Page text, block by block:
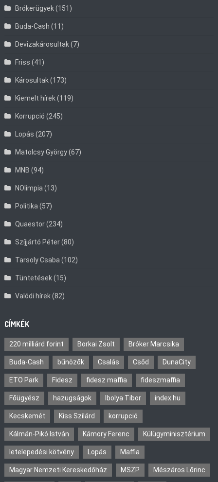
Brókerügyek(151)
Buda-Cash (11)
Devizakárosultak(7)
Friss (41)
Károsultak(173)
Kiemelt hírek(119)
Korrupció (245)
Lopás (207)
Matolcsy György(67)
MNB (94)
NOlimpia (13)
Politika (57)
Quaestor(234)
Szíjjártó Péter(80)
Tarsoly Csaba (102)
Tüntetések(15)
Valódi hírek(82)
CÍMKÉK
220 milliárd forint Borkai Zsolt Bróker Marcsika
Buda-Cash bűnözők Csalás Csőd DunaCity
ETO Park Fidesz fidesz maffia fideszmaffia
Főügyész hazugságok Ibolya Tibor index.hu
Kecskemét Kiss Szilárd korrupció
Kálmán-Pikó István Kámory Ferenc Külügyminisztérium
letelepedési kötvény Lopás Maffia
Magyar Nemzeti Kereskedőház MSZP Mészáros Lőrinc